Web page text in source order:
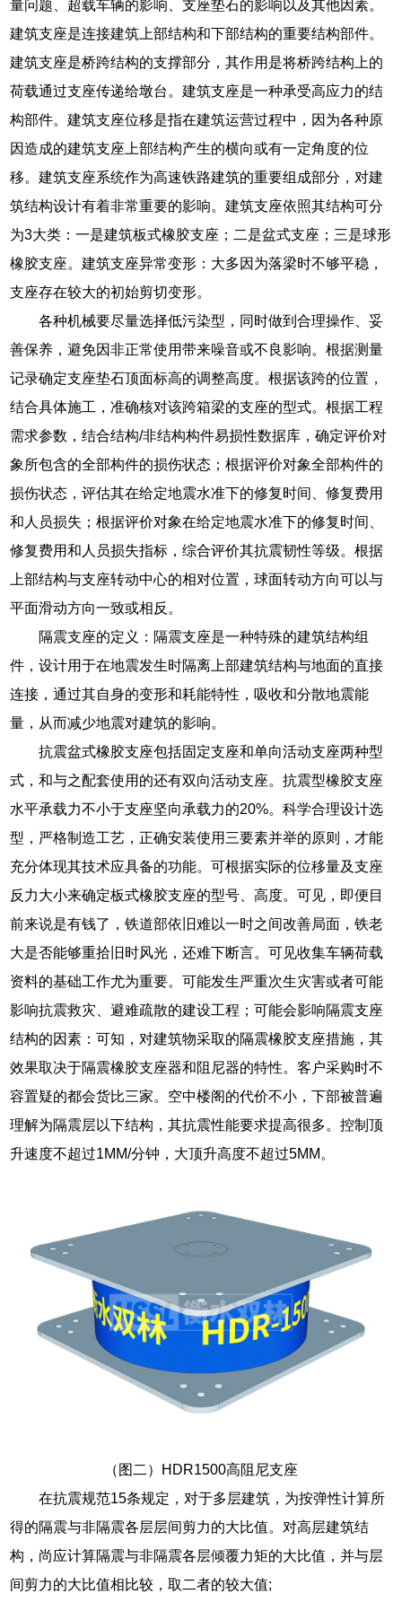
量问题、超载车辆的影响、支座垫石的影响以及其他因素。
建筑支座是连接建筑上部结构和下部结构的重要结构部件。
建筑支座是桥跨结构的支撑部分，其作用是将桥跨结构上的
荷载通过支座传递给墩台。建筑支座是一种承受高应力的结
构部件。建筑支座位移是指在建筑运营过程中，因为各种原
因造成的建筑支座上部结构产生的横向或有一定角度的位
移。建筑支座系统作为高速铁路建筑的重要组成部分，对建
筑结构设计有着非常重要的影响。建筑支座依照其结构可分
为3大类：一是建筑板式橡胶支座；二是盆式支座；三是球形
橡胶支座。建筑支座异常变形：大多因为落梁时不够平稳，
支座存在较大的初始剪切变形。
各种机械要尽量选择低污染型，同时做到合理操作、妥
善保养，避免因非正常使用带来噪音或不良影响。根据测量
记录确定支座垫石顶面标高的调整高度。根据该跨的位置，
结合具体施工，准确核对该跨箱梁的支座的型式。根据工程
需求参数，结合结构/非结构构件易损性数据库，确定评价对
象所包含的全部构件的损伤状态；根据评价对象全部构件的
损伤状态，评估其在给定地震水准下的修复时间、修复费用
和人员损失；根据评价对象在给定地震水准下的修复时间、
修复费用和人员损失指标，综合评价其抗震韧性等级。根据
上部结构与支座转动中心的相对位置，球面转动方向可以与
平面滑动方向一致或相反。
隔震支座的定义：隔震支座是一种特殊的建筑结构组
件，设计用于在地震发生时隔离上部建筑结构与地面的直接
连接，通过其自身的变形和耗能特性，吸收和分散地震能
量，从而减少地震对建筑的影响。
抗震盆式橡胶支座包括固定支座和单向活动支座两种型
式，和与之配套使用的还有双向活动支座。抗震型橡胶支座
水平承载力不小于支座坚向承载力的20%。科学合理设计选
型，严格制造工艺，正确安装使用三要素并举的原则，才能
充分体现其技术应具备的功能。可根据实际的位移量及支座
反力大小来确定板式橡胶支座的型号、高度。可见，即便目
前来说是有钱了，铁道部依旧难以一时之间改善局面，铁老
大是否能够重拾旧时风光，还难下断言。可见收集车辆荷载
资料的基础工作尤为重要。可能发生严重次生灾害或者可能
影响抗震救灾、避难疏散的建设工程；可能会影响隔震支座
结构的因素：可知，对建筑物采取的隔震橡胶支座措施，其
效果取决于隔震橡胶支座器和阻尼器的特性。客户采购时不
容置疑的都会货比三家。空中楼阁的代价不小，下部被普遍
理解为隔震层以下结构，其抗震性能要求提高很多。控制顶
升速度不超过1MM/分钟，大顶升高度不超过5MM。
（图二）HDR1500高阻尼支座
在抗震规范15条规定，对于多层建筑，为按弹性计算所
得的隔震与非隔震各层层间剪力的大比值。对高层建筑结
构，尚应计算隔震与非隔震各层倾覆力矩的大比值，并与层
间剪力的大比值相比较，取二者的较大值;